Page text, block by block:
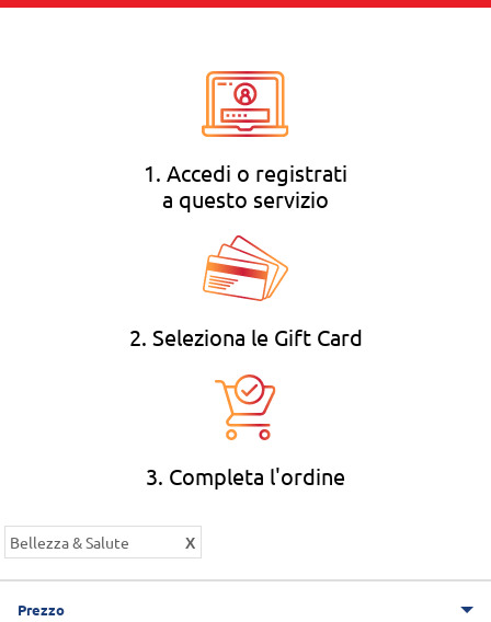
1. Accedi o registrati
a questo servizio
2. Seleziona le Gift Card
3. Completa l'ordine
Bellezza & Salute
Prezzo